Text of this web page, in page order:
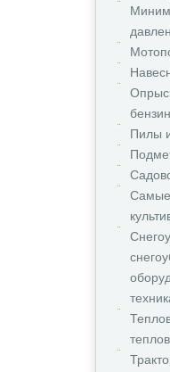
Пилы
Самые